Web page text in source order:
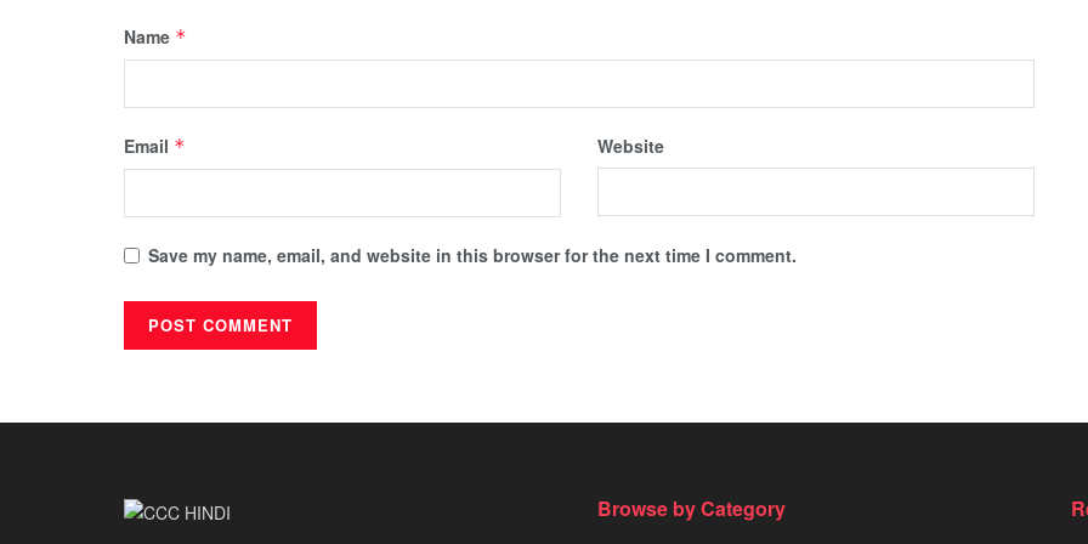
Name *
Email * Website
Save my name, email, and website in this browser for the next time I comment.
Browse by Category